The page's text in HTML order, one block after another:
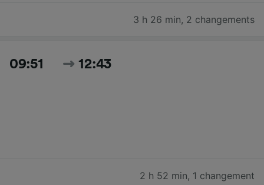
3 h 26 min, 2 changements
09:51 12:43
2 h 52 min, 1 changement